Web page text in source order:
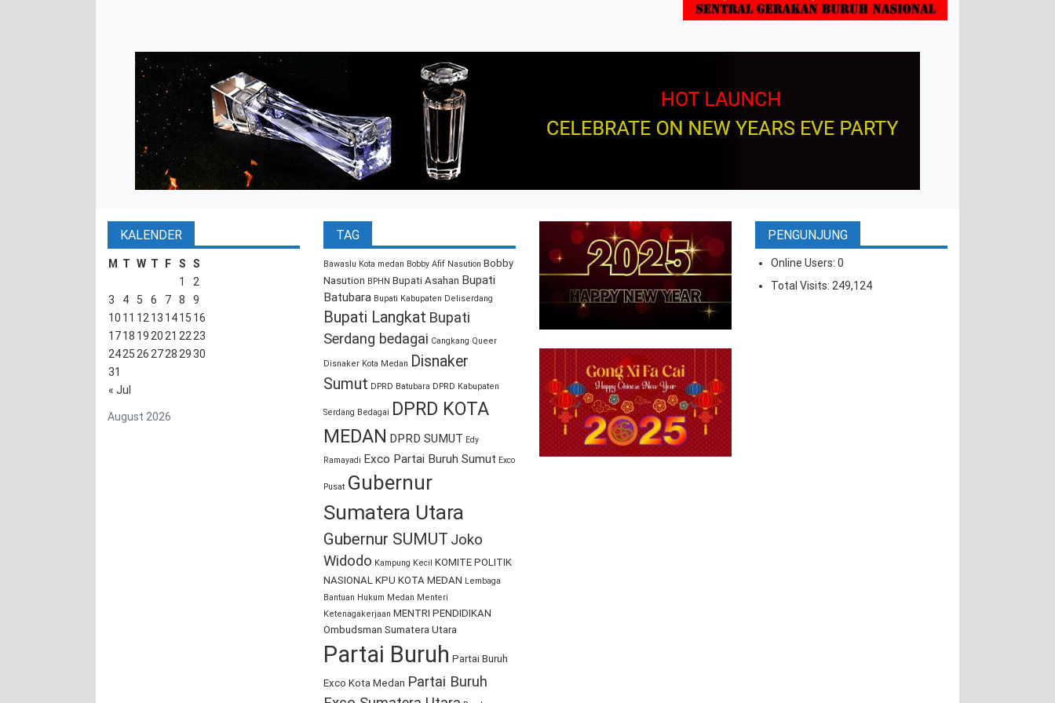
KALENDER
August 2026
M T W T F S S
« Jul
1
2
3
4 5 6 7 8
9
10 11 12 13 1415 16
1718 19 20 21 22 23
2425 26 2728 2930
31
TAG
Bawaslu Kota medan Bobby Afif Nasution Bobby
Nasution BPHN Bupati Asahan Bupati
Batubara Bupati Kabupaten Deliserdang
Bupati Langkat Bupati
Serdang bedagai Cangkang Queer
Disnaker Kota Medan Disnaker
Sumut DPRD Batubara DPRD Kabupaten
Serdang Bedagai DPRD KOTA
MEDAN DPRD SUMUT Edy
Ramayadi Exco Partai Buruh Sumut Exco
Pusat Gubernur
Sumatera Utara
Gubernur SUMUT Joko
Widodo Kampung Kecil KOMITE POLITIK
NASIONAL KPU KOTA MEDAN Lembaga
Bantuan Hukum Medan Menteri
Ketenagakerjaan MENTRI PENDIDIKAN
Ombudsman Sumatera Utara
Partai Buruh Partai Buruh
Exco Kota Medan Partai Buruh
PENGUNJUNG
Online Users: 0
Total Visits: 249,124